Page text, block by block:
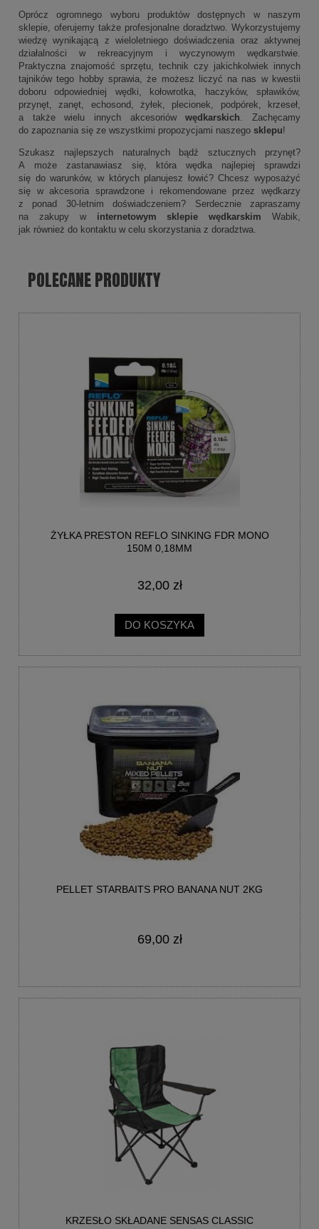
Oprócz ogromnego wyboru produktów dostępnych w naszym
sklepie, oferujemy także profesjonalne doradztwo. Wykorzystujemy
wiedzę wynikającą z wieloletniego doświadczenia oraz aktywnej
działalności w rekreacyjnym i wyczynowym wędkarstwie.
Praktyczna znajomość sprzętu, technik czy jakichkolwiek innych
tajników tego hobby sprawia, że możesz liczyć na nas w kwestii
doboru odpowiedniej wędki, kołowrotka, haczyków, spławików,
przynęt, zanęt, echosond, żyłek, plecionek, podpórek, krzeseł,
a także wielu innych akcesoriówwędkarskich . Zachęcamy
do zapoznania się ze wszystkimi propozycjami naszego sklepu!
Szukasz najlepszych naturalnych bądź sztucznych przynęt?
A może zastanawiasz się, która wędka najlepiej sprawdzi
się do warunków, w których planujesz łowić? Chcesz wyposażyć
się w akcesoria sprawdzone i rekomendowane przez wędkarzy
z ponad 30-letnim doświadczeniem? Serdecznie zapraszamy
na zakupy w internetowym sklepie wędkarskim Wabik,
jak również do kontaktu w celu skorzystania z doradztwa.
POLECANE PRODUKTY
ŻYŁKA PRESTON REFLO SINKING FDR MONO
150M 0,18MM
32,00 zł
DO KOSZYKA
PELLET STARBAITS PRO BANANA NUT 2KG
69,00 zł
KRZESŁO SKŁADANE SENSAS CLASSIC